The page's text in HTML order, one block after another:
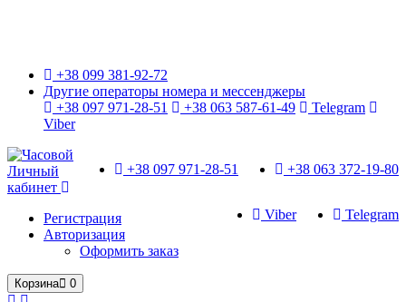
+38 099 381-92-72
Другие операторы номера и мессенджеры
+38 097 971-28-51
+38 063 587-61-49
Telegram
Viber
+38 063 372-19-80
+38 097 971-28-51
Telegram
Viber
Личный
кабинет
Регистрация
Авторизация
Оформить заказ
Корзина 0